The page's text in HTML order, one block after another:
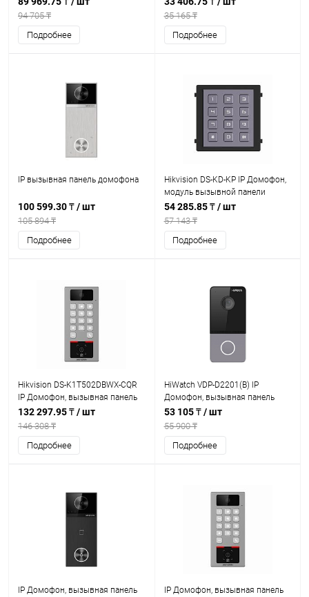
94 705 ₸
Подробнее
35 165 ₸
Подробнее
IP вызывная панель домофона
100 599.30 ₸/ шт
105 894 ₸
Подробнее
Hikvision DS-KD-KP IP Домофон,
модуль вызывной панели
54 285.85 ₸/ шт
57 143 ₸
Подробнее
Hikvision DS-K1T502DBWX-CQR
IP Домофон, вызывная панель
132 297.95 ₸/ шт
146 308 ₸
Подробнее
HiWatch VDP-D2201(B) IP
Домофон, вызывная панель
53 105 ₸/ шт
55 900 ₸
Подробнее
IP Домофон, вызывная панель
IP Домофон, вызывная панель